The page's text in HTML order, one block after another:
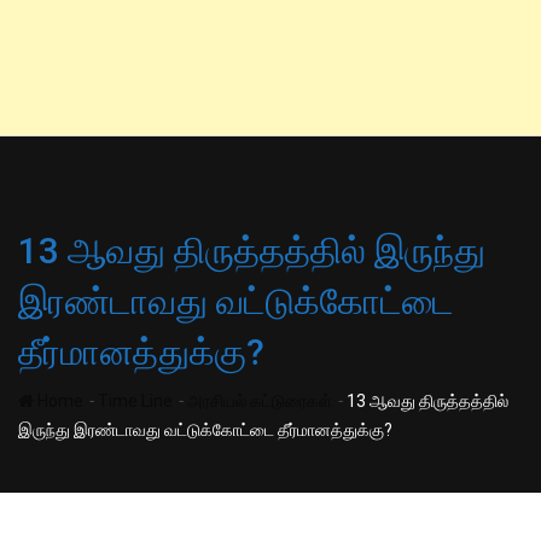
13 ஆவது திருத்தத்தில் இருந்து
இரண்டாவது வட்டுக்கோட்டை
தீர்மானத்துக்கு?
- - - 13 ஆவது திருத்தத்தில்
இருந்து இரண்டாவது வட்டுக்கோட்டை தீர்மானத்துக்கு?